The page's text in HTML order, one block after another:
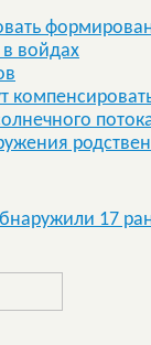
войдах
17